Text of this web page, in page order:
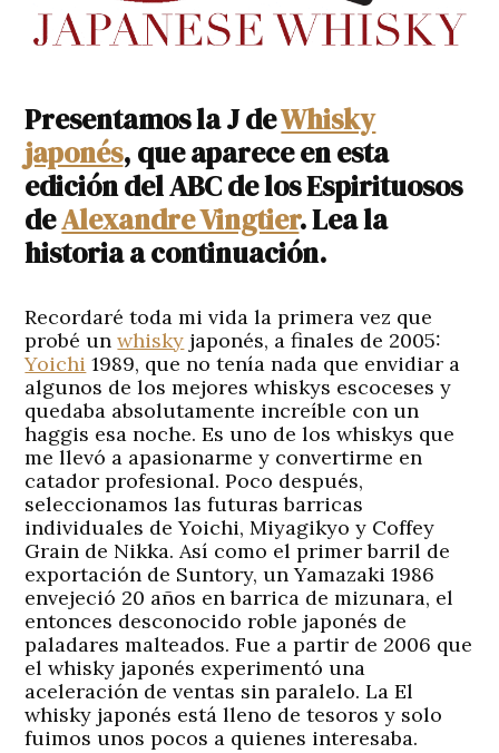
Presentamos la J deWhisky
japonés, que aparece en esta
edición del ABC de los Espirituosos
deAlexandre Vingtier. Lea la
historia a continuación.
Recordaré toda mi vida la primera vez que
probé unwhisky japonés, a finales de 2005:
Yoichi 1989, que no tenía nada que envidiar a
algunos de los mejores whiskys escoceses y
quedaba absolutamente increíble con un
haggis esa noche. Es uno de los whiskys que
me llevó a apasionarme y convertirme en
catador profesional. Poco después,
seleccionamos las futuras barricas
individuales de Yoichi, Miyagikyo y Coffey
Grain de Nikka. Así como el primer barril de
exportación de Suntory, un Yamazaki 1986
envejeció 20 años en barrica de mizunara, el
entonces desconocido roble japonés de
paladares malteados. Fue a partir de 2006 que
el whisky japonés experimentó una
aceleración de ventas sin paralelo. La El
whisky japonés está lleno de tesoros y solo
fuimos unos pocos a quienes interesaba.